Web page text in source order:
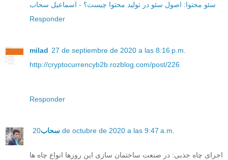
سئو محتوا: اصول سئو در تولید محتوا چیست؟ - اسماعیل سحاب
Responder
milad 27 de septiembre de 2020 a las 8:16 p.m.
http://cryptocurrencyb2b.rozblog.com/post/226
Responder
سحاب 20 de octubre de 2020 a las 9:47 a.m.
اجرای چاه جذبی: در صنعت ساختمان سازی این روزها انواع چاه ها